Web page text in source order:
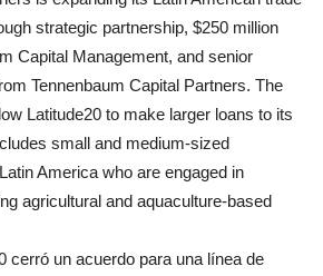
strategic partnership, $250 million
Capital Management, and senior
Tennenbaum Capital Partners. The
Latitude20 to make larger loans to its
small and medium-sized
America who are engaged in
agricultural and aquaculture-based
cerró un acuerdo para una línea de